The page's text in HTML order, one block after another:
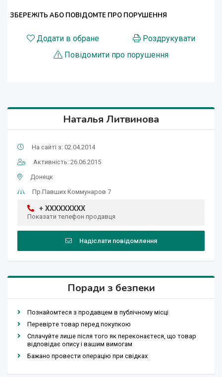
ЗБЕРЕЖІТЬ АБО ПОВІДОМТЕ ПРО ПОРУШЕННЯ
Додати в обране
Роздрукувати
Повідомити про порушення
Наталья Литвинова
На сайті з: 02.04.2014
Активність: 26.06.2015
Донецк
Пр.Павших Коммунаров 7
+ XXXXXXXXX
Показати телефон продавця
Надіслати повідомлення
Поради з безпеки
Познайомтеся з продавцем в публічному місці
Перевірте товар перед покупкою
Сплачуйте лише після того як переконаєтеся, що товар
відповідає опису і вашим вимогам
Бажано провести операцію при свідках